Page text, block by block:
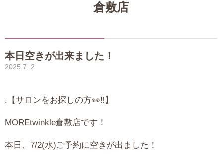
倉敷店
本日空きが出来ました！
2025.7. 2
.【サロンをお探しの方👀‼️】
MOREtwinkle倉敷店です！
本日、7/2(水)ご予約に空きが出ました！